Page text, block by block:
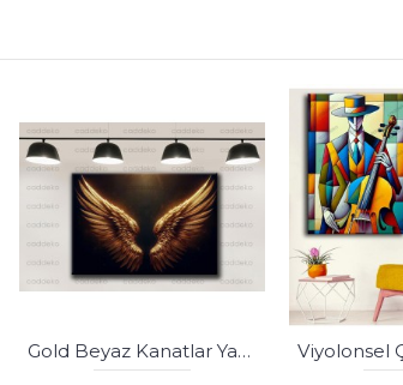
dkmr610 Dekoratif Çok Renkli Şehir Temalı Tablo